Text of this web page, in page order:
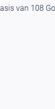
van 108